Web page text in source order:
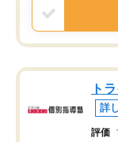
ト
詳
評価